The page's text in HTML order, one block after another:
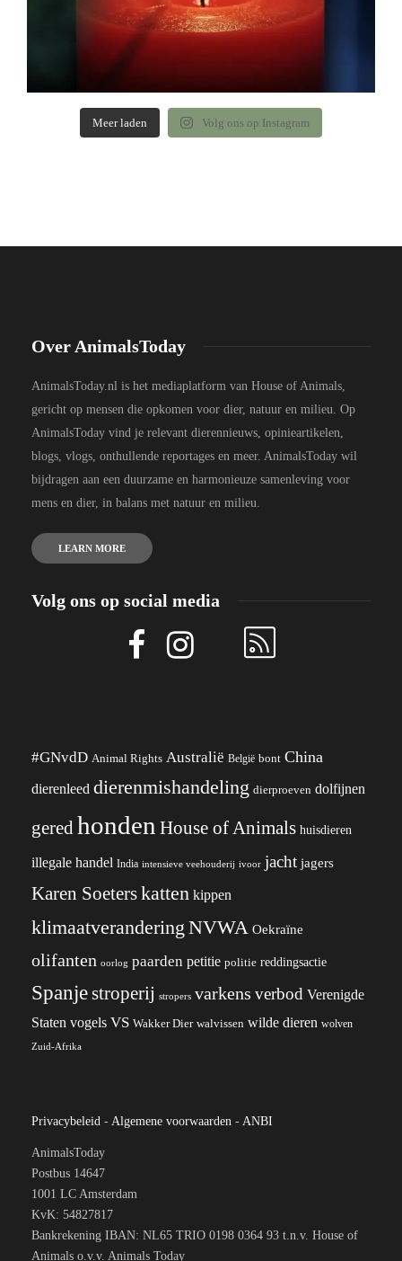
Meer laden Volg ons op Instagram
Over AnimalsToday
AnimalsToday.nl is het mediaplatform van House of Animals,
gericht op mensen die opkomen voor dier, natuur en milieu. Op
AnimalsToday vind je relevant dierennieuws, opinieartikelen,
blogs, vlogs, onthullende reportages en meer. AnimalsToday wil
bijdragen aan een duurzame en harmonieuze samenleving voor
mens en dier, in balans met natuur en milieu.
LEARN MORE
Volg ons op social media
#GNvdD Animal Rights Australië België bont China
dierenleed dierenmishandeling dierproeven dolfijnen
gered honden House of Animals huisdieren
illegale handel India intensieve veehouderij ivoor jacht jagers
Karen Soeterskatten kippen
klimaatverandering NVWA Oekraïne
olifanten oorlog paarden petitie politie reddingsactie
Spanjestroperij stropers varkens verbod Verenigde
Staten vogels VS Wakker Dier walvissen wilde dieren wolven
Zuid-Afrika
Privacybeleid - Algemene voorwaarden - ANBI
AnimalsToday
Postbus 14647
1001 LC Amsterdam
KvK: 54827817
Bankrekening IBAN: NL65 TRIO 0198 0364 93 t.n.v. House of
Animals o.v.v. Animals Today